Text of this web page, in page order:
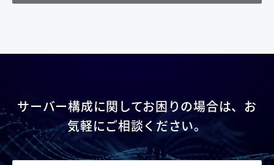
サーバー構成に関してお困りの場合は、お
気軽にご相談ください。